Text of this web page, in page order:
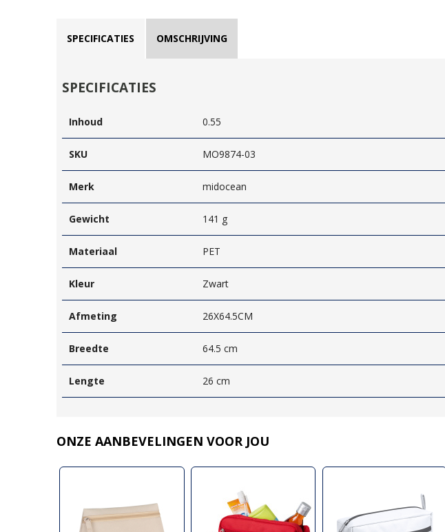
SPECIFICATIES OMSCHRIJVING
SPECIFICATIES
Inhoud 0.55
SKU MO9874-03
Merk midocean
Gewicht 141 g
Materiaal PET
Kleur Zwart
Afmeting 26X64.5CM
Breedte 64.5 cm
Lengte 26 cm
ONZE AANBEVELINGEN VOOR JOU